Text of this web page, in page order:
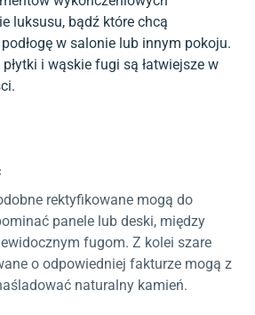
luksusu, bądź które chcą
w salonie lub innym pokoju.
i wąskie fugi są łatwiejsze w
rektyfikowane mogą do
panele lub deski, między
fugom. Z kolei szare
o odpowiedniej fakturze mogą z
naturalny kamień.